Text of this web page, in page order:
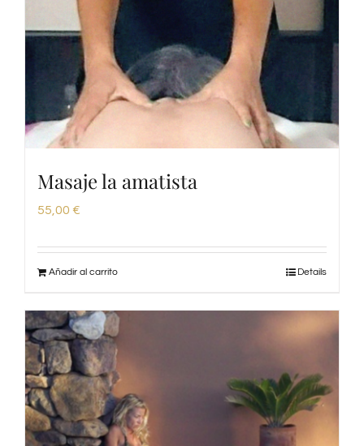
Masaje la amatista
55,00 €
Añadir al carrito Details